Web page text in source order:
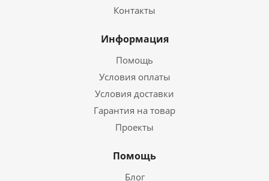
Контакты
Информация
Помощь
Условия оплаты
Условия доставки
Гарантия на товар
Проекты
Помощь
Блог